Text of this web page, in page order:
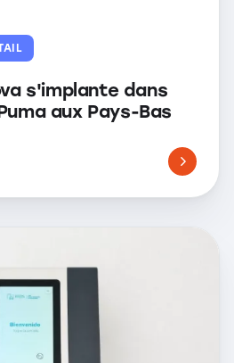
s'implante dans
aux Pays-Bas